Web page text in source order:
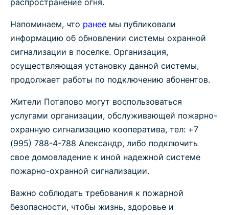
распространение огня.
Напоминаем, что ранее мы публиковали
информацию об обновлении системы охранной
сигнализации в поселке. Организация,
осуществляющая установку данной системы,
продолжает работы по подключению абонентов.
Жители Потапово могут воспользоваться
услугами организации, обслуживающей пожарно-
охранную сигнализацию кооператива, тел: +7
(995) 788-4-788 Александр, либо подключить
свое домовладение к иной надежной системе
пожарно-охранной сигнализации.
Важно соблюдать требования к пожарной
безопасности, чтобы жизнь, здоровье и